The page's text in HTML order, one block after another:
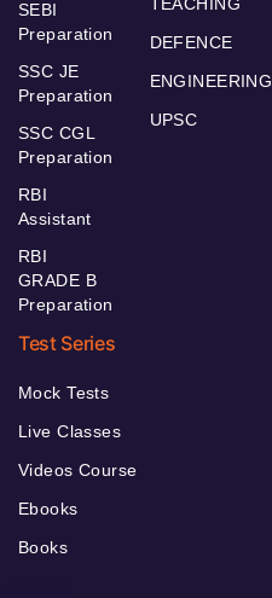
SEBI
Preparation
SSC JE
Preparation
SSC CGL
Preparation
RBI
Assistant
RBI
GRADE B
Preparation
DEFENCE
ENGINEERING
UPSC
Test Series
Mock Tests
Live Classes
Videos Course
Ebooks
Books